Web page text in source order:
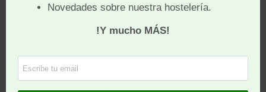
Convocado por la Asociación de Empresarios y
Comerciantes de Cabra (A.E.C.A.) y la Denominación
1.- OBJETIVO: